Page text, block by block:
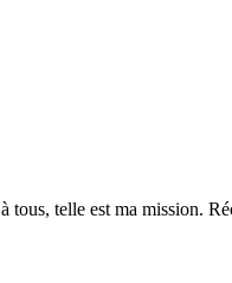
telle est ma mission.